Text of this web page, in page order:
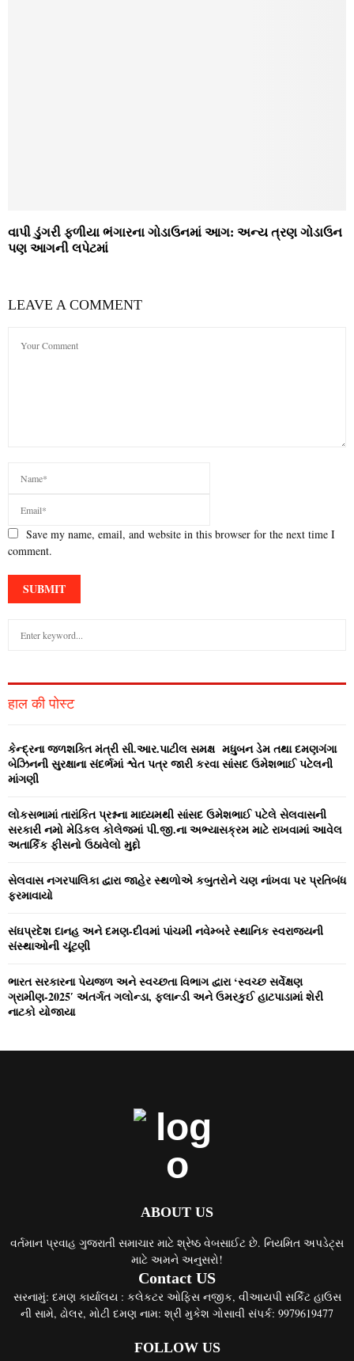
વાપી ડુંગરી ફળીયા ભંગારના ગોડાઉનમાં આગ: અન્‍ય ત્રણ ગોડાઉન
પણ આગની લપેટમાં
LEAVE A COMMENT
Save my name, email, and website in this browser for the next time I
comment.
h
o
r
:
R
H
हाल की पोस्ट
કેન્‍દ્રના જળશક્‍તિ મંત્રી સી.આર.પાટીલ સમક્ષ મધુબન ડેમ તથા દમણગંગા
બેઝિનની સુરક્ષાના સંદર્ભમાં શ્વેત પત્ર જારી કરવા સાંસદ ઉમેશભાઈ પટેલની
માંગણી
લોકસભામાં તારાંકિત પ્રશ્નના માધ્‍યમથી સાંસદ ઉમેશભાઈ પટેલે સેલવાસની
સરકારી નમો મેડિકલ કોલેજમાં પી.જી.ના અભ્‍યાસક્રમ માટે રાખવામાં આવેલ
અતાર્કિક ફીસનો ઉઠાવેલો મુદ્દો
સેલવાસ નગરપાલિકા દ્વારા જાહેર સ્‍થળોએ કબુતરોને ચણ નાંખવા પર પ્રતિબંધ
ફરમાવાયો
સંઘપ્રદેશ દાનહ અને દમણ-દીવમાં પાંચમી નવેમ્‍બરે સ્‍થાનિક સ્‍વરાજ્‍યની
સંસ્‍થાઓની ચૂંટણી
ભારત સરકારના પેયજળ અને સ્‍વચ્‍છતા વિભાગ દ્વારા ‘સ્‍વચ્‍છ સર્વેક્ષણ
ગ્રામીણ-2025′ અંતર્ગત ગલોન્‍ડા, ફલાન્‍ડી અને ઉમરકુઈ હાટપાડામાં શેરી
નાટકો યોજાયા
ABOUT US
વર્તમાન પ્રવાહ ગુજરાતી સમાચાર માટે શ્રેષ્ઠ વેબસાઈટ છે. નિયમિત અપડેટ્સ
માટે અમને અનુસરો!
Contact US
સરનામું: દમણ કાર્યાલય : કલેકટર ઓફિસ નજીક, વીઆયપી સર્કિટ હાઉસ
ની સામે, ઢોલર, મોટી દમણ નામ: શ્રી મુકેશ ગોસાવી સંપર્ક: 9979619477
FOLLOW US